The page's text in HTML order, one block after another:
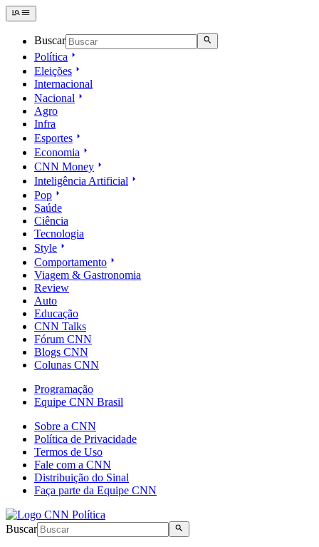
Buscar
Política
Eleições
Internacional
Nacional
Agro
Infra
Esportes
Economia
CNN Money
Inteligência Artificial
Pop
Saúde
Ciência
Tecnologia
Style
Comportamento
Viagem & Gastronomia
Review
Auto
Educação
CNN Talks
Fórum CNN
Blogs CNN
Colunas CNN
Programação
Equipe CNN Brasil
Sobre a CNN
Política de Privacidade
Termos de Uso
Fale com a CNN
Distribuição do Sinal
Faça parte da Equipe CNN
Buscar